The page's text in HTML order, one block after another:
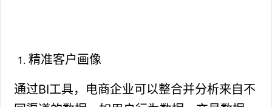
精准客户画像
通过BI工具，电商企业可以整合并分析来自不